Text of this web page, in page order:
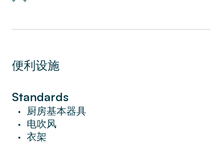
间带来温馨魅力。我们的当地室内设计师使用
游客还会喜欢在别致的现代厨房烹饪辛辣的西
线的美景。高级设施包括免费WiFi，有线电
视，高档洗浴用品，酒店床和床单。
高档度假公寓适合家庭或大群朋友入住，这个
迷人的空间将让您感到宾至如归。
便利设施
Standards
• 厨房基本器具
• 电吹风
• 衣架